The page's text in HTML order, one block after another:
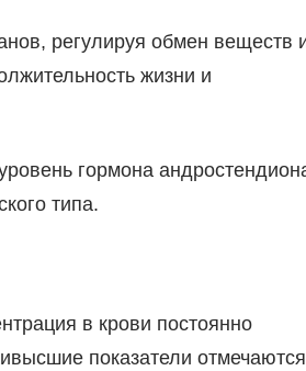
регулируя обмен веществ
жизни и
гормона
типа.
в крови постоянно
показатели отмечаются